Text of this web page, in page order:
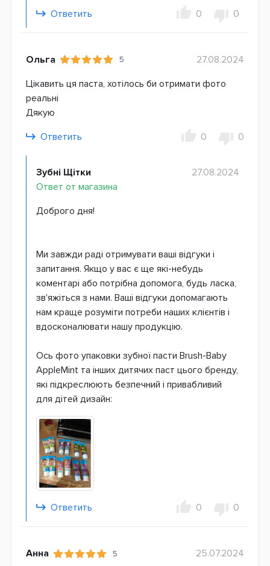
Ответить 0 0
Ольга 5
27.08.2024
Цікавить ця паста, хотілось би отримати фото
реальні
Дякую
Ответить
0 0
Зубні Щітки
Ответ от магазина
27.08.2024
Доброго дня!
Ми завжди раді отримувати ваші відгуки і
запитання. Якщо у вас є ще які-небудь
коментарі або потрібна допомога, будь ласка,
зв'яжіться з нами. Ваші відгуки допомагають
нам краще розуміти потреби наших клієнтів і
вдосконалювати нашу продукцію.
Ось фото упаковки зубної пасти Brush-Baby
AppleMint та інших дитячих паст цього бренду,
які підкреслюють безпечний і привабливий
для дітей дизайн:
Ответить 0 0
Анна 5
25.07.2024